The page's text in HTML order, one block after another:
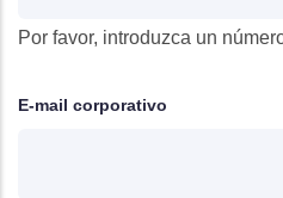
Por favor, introduzca un
E-mail corporativo